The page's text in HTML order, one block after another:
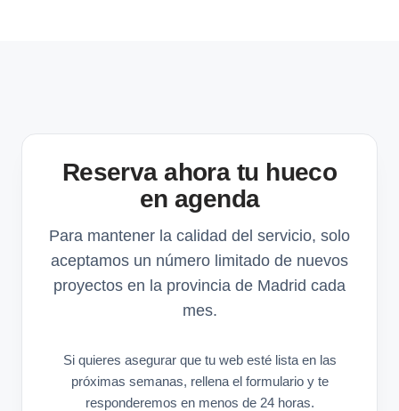
Reserva ahora tu hueco
en agenda
Para mantener la calidad del servicio, solo
aceptamos un número limitado de nuevos
proyectos en la provincia de Madrid cada
mes.
Si quieres asegurar que tu web esté lista en las
próximas semanas, rellena el formulario y te
responderemos en menos de 24 horas.